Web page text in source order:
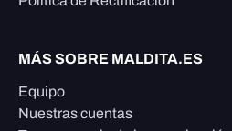
MÁS SOBRE MALDITA.ES
Equipo
Nuestras cuentas